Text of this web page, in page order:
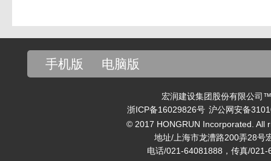
手机版 电脑版
宏润建设集团股份有限公司
浙ICP备16029826号 沪公网安备
© 2017 HONGRUN Incorporated. All
地址/上海市龙漕路200弄28号
电话/021-64081888，传真/021-